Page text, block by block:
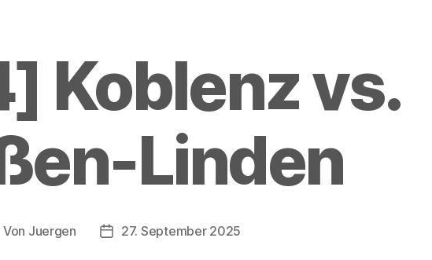
Koblenz vs.
Linden
Von Juergen Beitragsdatum
27. September 2025